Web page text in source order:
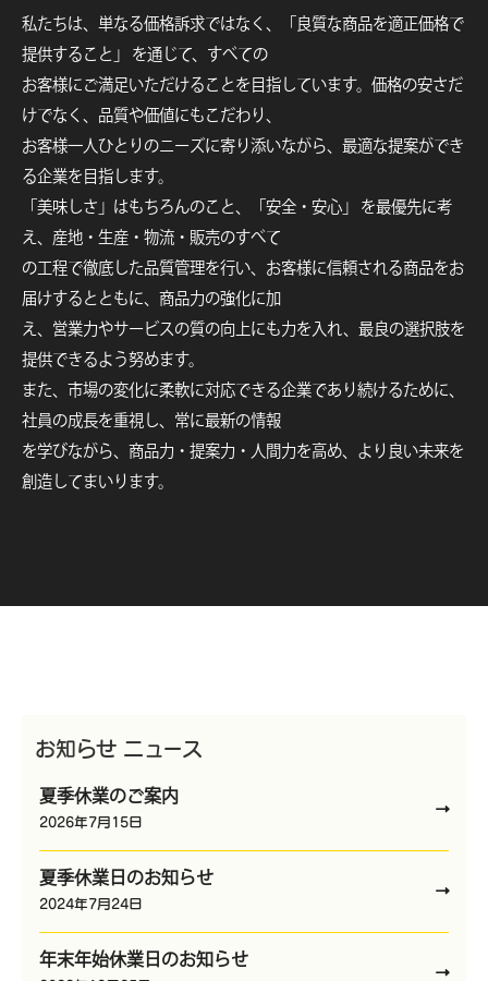
私たちは、単なる価格訴求ではなく、「良質な商品を適正価格で
提供すること」 を通じて、すべての
お客様にご満足いただけることを目指しています。価格の安さだ
けでなく、品質や価値にもこだわり、
お客様一人ひとりのニーズに寄り添いながら、最適な提案ができ
る企業を目指します。
「美味しさ」はもちろんのこと、「安全・安心」 を最優先に考
え、産地・生産・物流・販売のすべて
の工程で徹底した品質管理を行い、お客様に信頼される商品をお
届けするとともに、商品力の強化に加
え、営業力やサービスの質の向上にも力を入れ、最良の選択肢を
提供できるよう努めます。
また、市場の変化に柔軟に対応できる企業であり続けるために、
社員の成長を重視し、常に最新の情報
を学びながら、商品力・提案力・人間力を高め、より良い未来を
創造してまいります。
お知らせ ニュース
夏季休業のご案内
2026年7月15日
夏季休業日のお知らせ
2024年7月24日
年末年始休業日のお知らせ